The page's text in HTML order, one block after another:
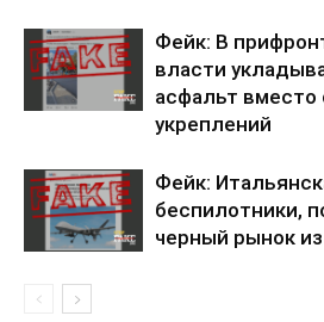
Фейк: В
власти
асфальт вместо
укреплений
Фейк:
беспилотники,
черный рынок